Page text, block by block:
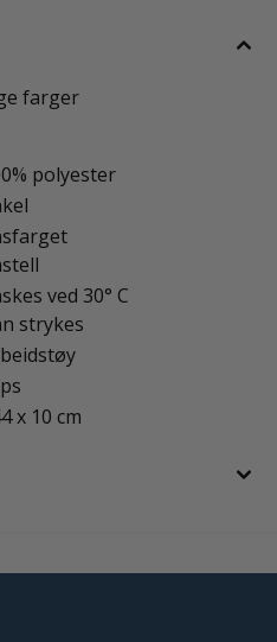
farger
polyester
ved 30° C
strykes
x 10 cm